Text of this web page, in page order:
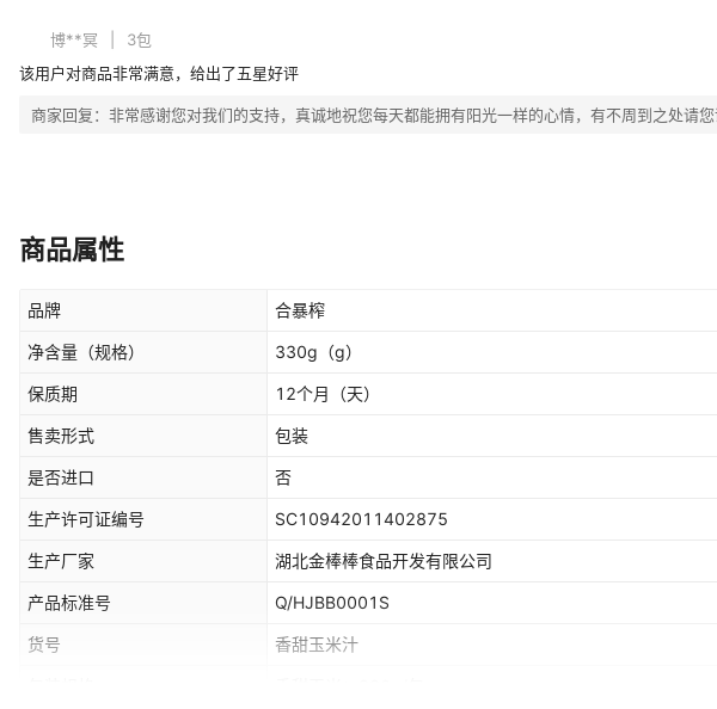
博**冥 3包
该用户对商品非常满意，给出了五星好评
商家回复： 非常感谢您对我们的支持，真诚地祝您每天都能拥有阳光一样的心情，有不周到之处请您
商品属性
品牌 合暴榨
净含量（规格） 330g （g）
保质期 12个月 （天）
售卖形式 包装
是否进口 否
生产许可证编号 SC10942011402875
生产厂家 湖北金棒棒食品开发有限公司
产品标准号 Q/HJBB0001S
货号 香甜玉米汁